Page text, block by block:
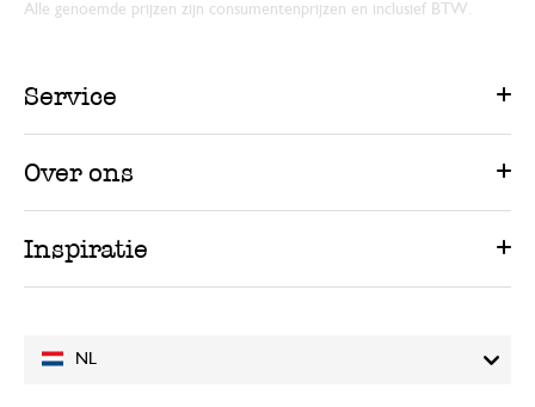
NL
Alle genoemde prijzen zijn consumentenprijzen en inclusief BTW.
Service
Over ons
Inspiratie